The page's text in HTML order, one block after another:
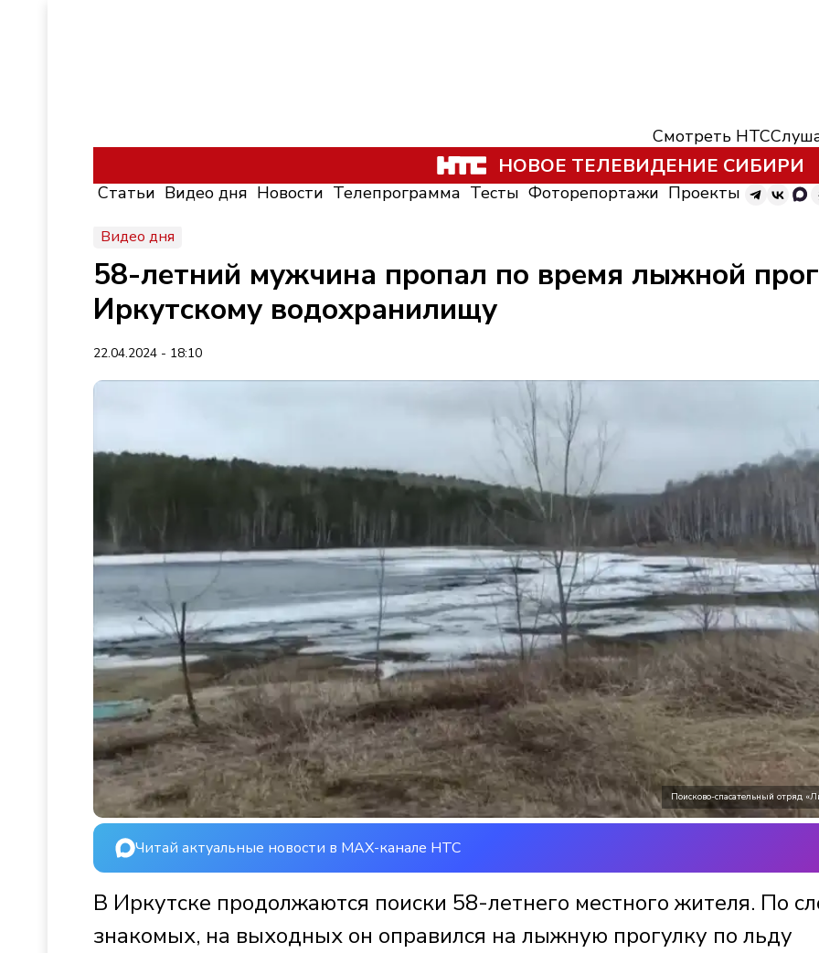
Смотреть НТС
НОВОЕ ТЕЛЕВИДЕНИЕ СИБИРИ
Статьи Видео дня Новости Телепрограмма Тесты Фоторепортажи Проекты
Видео дня
58-летний мужчина пропал по время лыжной
Иркутскому водохранилищу
22.04.2024 - 18:10
Поисково-спасательный отряд
Читай актуальные новости в MAX-канале НТС
В Иркутске продолжаются поиски 58-летнего местного жителя. По
знакомых, на выходных он оправился на лыжную прогулку по льду